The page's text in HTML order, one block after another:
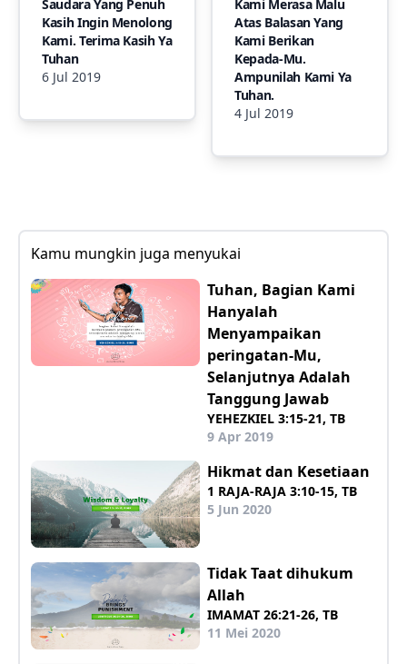
Saudara Yang Penuh
Kasih Ingin Menolong
Kami. Terima Kasih Ya
Tuhan
6 Jul 2019
Kami Merasa Malu
Atas Balasan Yang
Kami Berikan
Kepada-Mu.
Ampunilah Kami Ya
Tuhan.
4 Jul 2019
Kamu mungkin juga menyukai
Tuhan, Bagian Kami
Hanyalah
Menyampaikan
peringatan-Mu,
Selanjutnya Adalah
Tanggung Jawab
YEHEZKIEL 3:15-21, TB
9 Apr 2019
Hikmat dan Kesetiaan
1 RAJA-RAJA 3:10-15, TB
5 Jun 2020
Tidak Taat dihukum
Allah
IMAMAT 26:21-26, TB
11 Mei 2020